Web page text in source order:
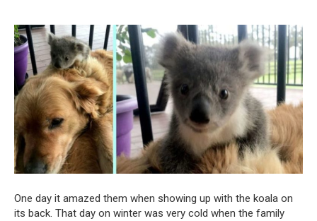
One day it amazed them when showing up with the koala on
its back. That day on winter was very cold when the family